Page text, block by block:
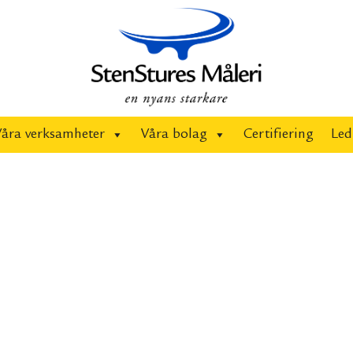
verksamheter Våra bolag Certifiering